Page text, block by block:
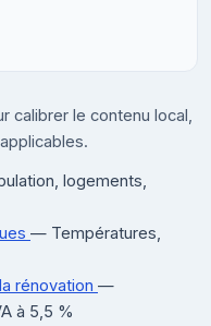
calibrer le contenu local,
logements,
— Températures,
rénovation —
à 5,5 %